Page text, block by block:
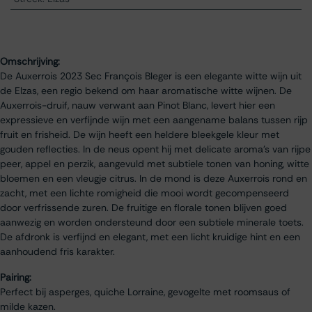
Omschrijving:
De Auxerrois 2023 Sec François Bleger is een elegante witte wijn uit
de Elzas, een regio bekend om haar aromatische witte wijnen. De
Auxerrois-druif, nauw verwant aan Pinot Blanc, levert hier een
expressieve en verfijnde wijn met een aangename balans tussen rijp
fruit en frisheid. De wijn heeft een heldere bleekgele kleur met
gouden reflecties. In de neus opent hij met delicate aroma’s van rijpe
peer, appel en perzik, aangevuld met subtiele tonen van honing, witte
bloemen en een vleugje citrus. In de mond is deze Auxerrois rond en
zacht, met een lichte romigheid die mooi wordt gecompenseerd
door verfrissende zuren. De fruitige en florale tonen blijven goed
aanwezig en worden ondersteund door een subtiele minerale toets.
De afdronk is verfijnd en elegant, met een licht kruidige hint en een
aanhoudend fris karakter.
Pairing:
Perfect bij asperges, quiche Lorraine, gevogelte met roomsaus of
milde kazen.